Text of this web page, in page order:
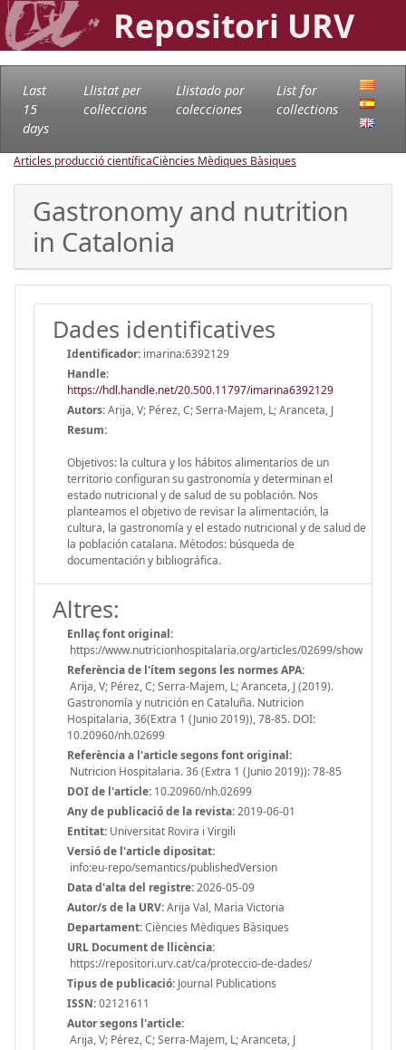
Repositori URV
Last
15
days
Llistat per
col·leccions
Llistado por
colecciones
List for
collections
Articles producció científicaCiències Mèdiques Bàsiques
Gastronomy and nutrition
in Catalonia
Dades identificatives
Identificador: imarina:6392129
Handle:
https://hdl.handle.net/20.500.11797/imarina6392129
Autors:Arija, V; Pérez, C; Serra-Majem, L; Aranceta, J
Resum:
Objetivos: la cultura y los hábitos alimentarios de un
territorio configuran su gastronomía y determinan el
estado nutricional y de salud de su población. Nos
planteamos el objetivo de revisar la alimentación, la
cultura, la gastronomía y el estado nutricional y de salud de
la población catalana. Métodos: búsqueda de
documentación y bibliográfica.
Altres:
Enllaç font original:
https://www.nutricionhospitalaria.org/articles/02699/show
Referència de l'ítem segons les normes APA:
Arija, V; Pérez, C; Serra-Majem, L; Aranceta, J (2019).
Gastronomía y nutrición en Cataluña. Nutricion
Hospitalaria, 36(Extra 1 (Junio 2019)), 78-85. DOI:
10.20960/nh.02699
Referència a l'article segons font original:
Nutricion Hospitalaria. 36 (Extra 1 (Junio 2019)): 78-85
DOI de l'article: 10.20960/nh.02699
Any de publicació de la revista:2019-06-01
Entitat: Universitat Rovira i Virgili
Versió de l'article dipositat:
info:eu-repo/semantics/publishedVersion
Data d'alta del registre:2026-05-09
Autor/s de la URV:Arija Val, Maria Victoria
Departament:Ciències Mèdiques Bàsiques
URL Document de llicència:
https://repositori.urv.cat/ca/proteccio-de-dades/
Tipus de publicació: Journal Publications
ISSN:02121611
Autor segons l'article:
Arija, V; Pérez, C; Serra-Majem, L; Aranceta, J